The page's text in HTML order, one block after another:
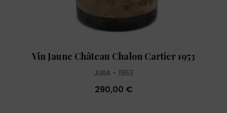
Vin Jaune Château Chalon Cartier 1953
JURA 1953
290,00 €